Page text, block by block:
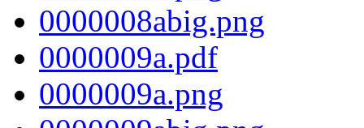
0000008abig.png
0000009a.pdf
0000009a.png